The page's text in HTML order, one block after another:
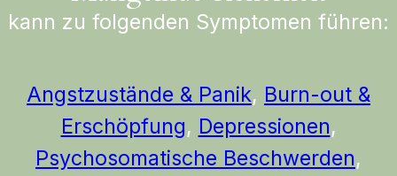
kann zu folgenden Symptomen führen:
Angstzustände & Panik, Burn-out &
Erschöpfung, Depressionen,
Psychosomatische Beschwerden,